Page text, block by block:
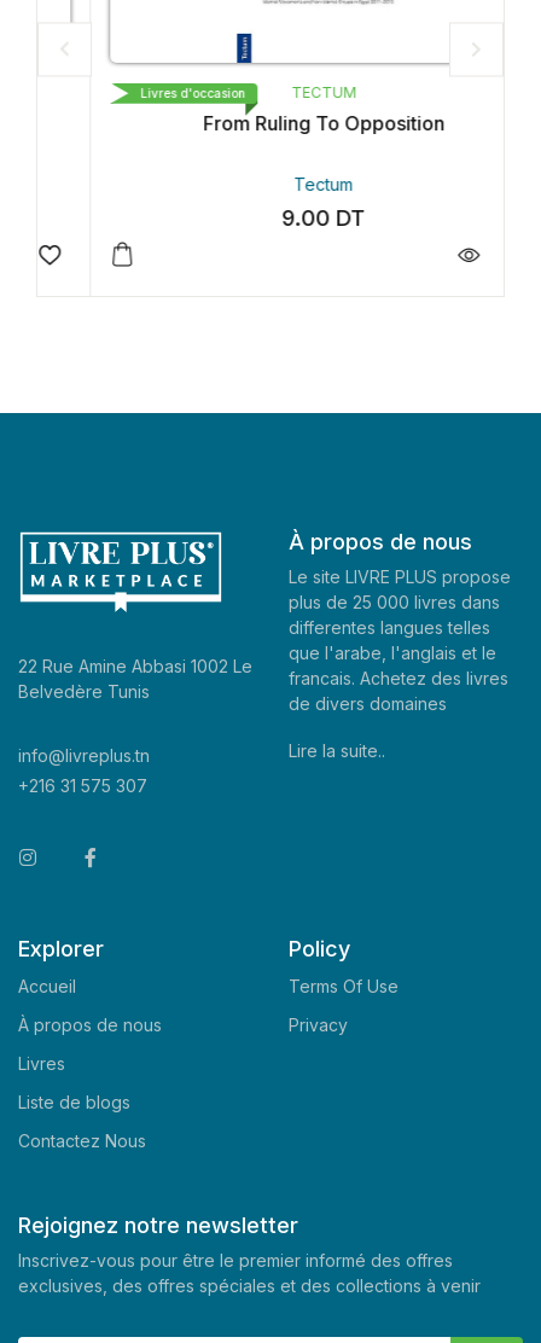
TECTUM
From Ruling To Opposition
Tectum
DT
Livres d'occasion
22 Rue Amine Abbasi 1002 Le
Belvedère Tunis
info@livreplus.tn
+216 31 575 307
À propos de nous
Le site LIVRE PLUS propose
plus de 25 000 livres dans
differentes langues telles
que l'arabe, l'anglais et le
francais. Achetez des livres
de divers domaines
Lire la suite..
Explorer
Accueil
À propos de nous
Livres
Liste de blogs
Contactez Nous
Policy
Terms Of Use
Privacy
Rejoignez notre newsletter
Inscrivez-vous pour être le premier informé des offres
exclusives, des offres spéciales et des collections à venir